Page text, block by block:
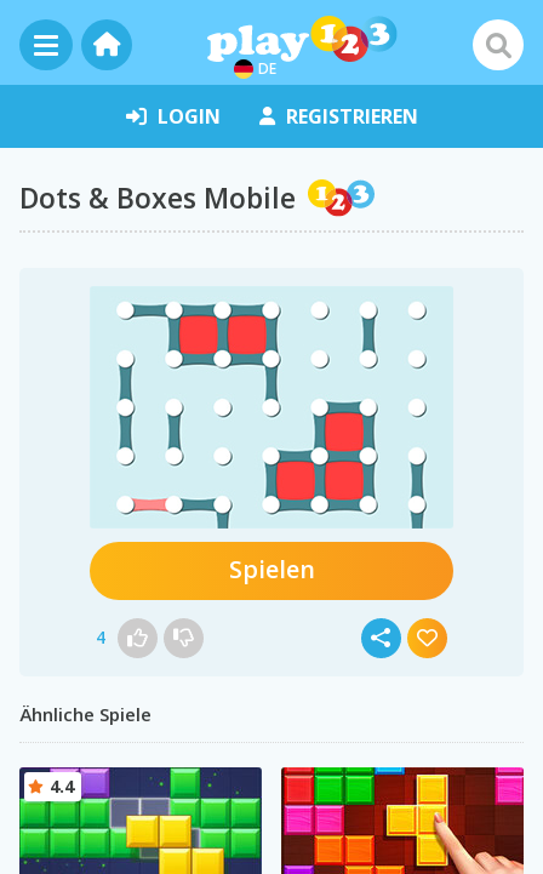
DE
LOGIN REGISTRIEREN
Dots & Boxes Mobile
Spielen
4
Ähnliche Spiele
4.4